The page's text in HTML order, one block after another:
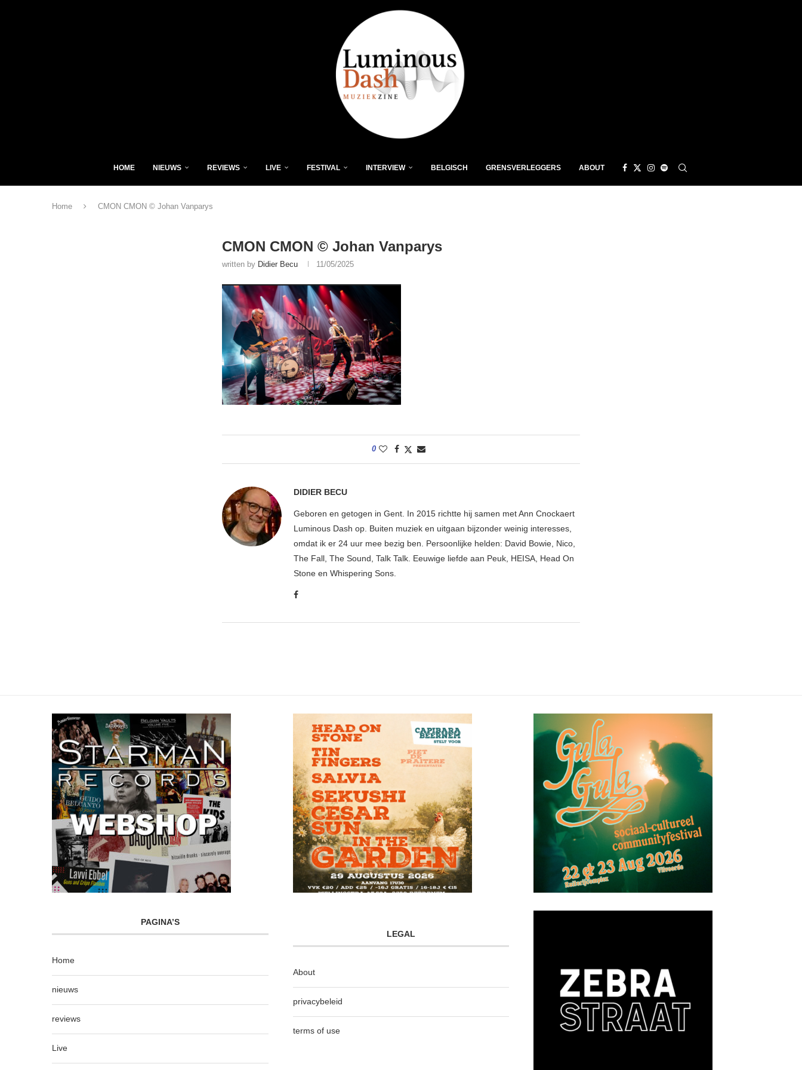
HOME NIEUWS REVIEWS LIVE FESTIVAL INTERVIEW BELGISCH GRENSVERLEGGERS ABOUT
Home CMON CMON © Johan Vanparys
CMON CMON © Johan Vanparys
written by Didier Becu 11/05/2025
0
DIDIER BECU
Geboren en getogen in Gent. In 2015 richtte hij samen met Ann Cnockaert
Luminous Dash op. Buiten muziek en uitgaan bijzonder weinig interesses,
omdat ik er 24 uur mee bezig ben. Persoonlijke helden: David Bowie, Nico,
The Fall, The Sound, Talk Talk. Eeuwige liefde aan Peuk, HEISA, Head On
Stone en Whispering Sons.
PAGINA’S
Home
nieuws
reviews
Live
LEGAL
About
privacybeleid
terms of use